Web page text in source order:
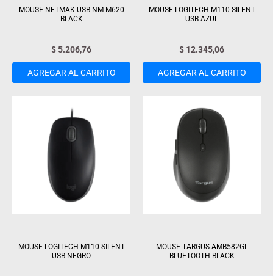
MOUSE NETMAK USB NM-M620
BLACK
$5.206,76
AGREGAR AL CARRITO
MOUSE LOGITECH M110 SILENT
USB AZUL
$ 12.345,06
AGREGAR AL CARRITO
MOUSE LOGITECH M110 SILENT
USB NEGRO
MOUSE TARGUS AMB582GL
BLUETOOTH BLACK